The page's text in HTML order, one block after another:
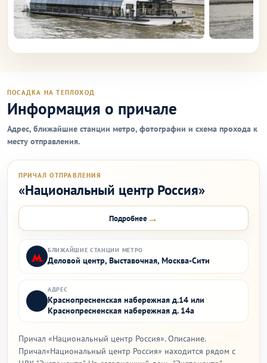
ПОСАДКА НА ТЕПЛОХОД
Информация о причале
Адрес, ближайшие станции метро, фотографии и схема прохода к
месту отправления.
ПРИЧАЛ ОТПРАВЛЕНИЯ
«Национальный центр Россия»
Подробнее→
БЛИЖАЙШИЕ СТАНЦИИ МЕТРО
Деловой центр, Выставочная, Москва-Сити
АДРЕС
Краснопресненская набережная д.14 или
Краснопресненская набережная д. 14а
Причал «Национальный центр Россия». Описание.
Причал«Национальный центр Россия» находится рядом с